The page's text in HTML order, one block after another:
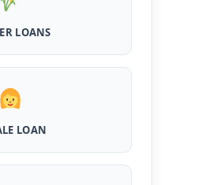
लोन, ना सिबिल ना इनकम प्रूफ
Bank Loan Online Apply:
ले सकते हैं पुरे 5 लाख रूपए का
से करे अप्लाई
Online: इस प्रकार बिना
से ले सकते है एक लाख तक का
की होती है जरुरत
LOANS
LOAN